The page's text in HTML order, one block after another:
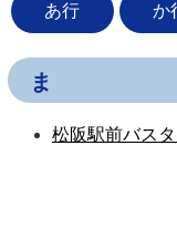
あ行 か
ま
松阪駅前バス